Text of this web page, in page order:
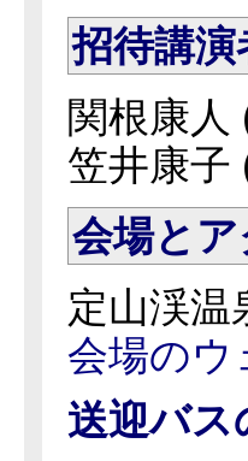
招待講演
関根康人
笠井康子
会場と
定山渓温
会場のウ
送迎バス